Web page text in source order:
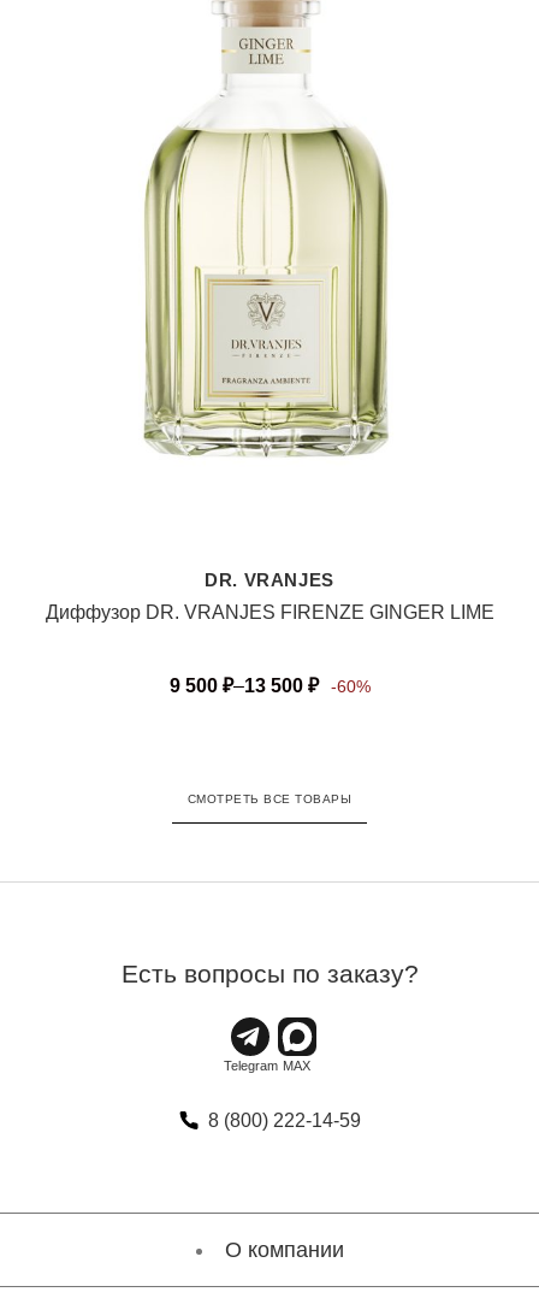
DR. VRANJES
Диффузор DR. VRANJES FIRENZE GINGER LIME
9 500 ₽–13 500 ₽ -60%
СМОТРЕТЬ ВСЕ ТОВАРЫ
Есть вопросы по заказу?
8 (800) 222-14-59
О компании